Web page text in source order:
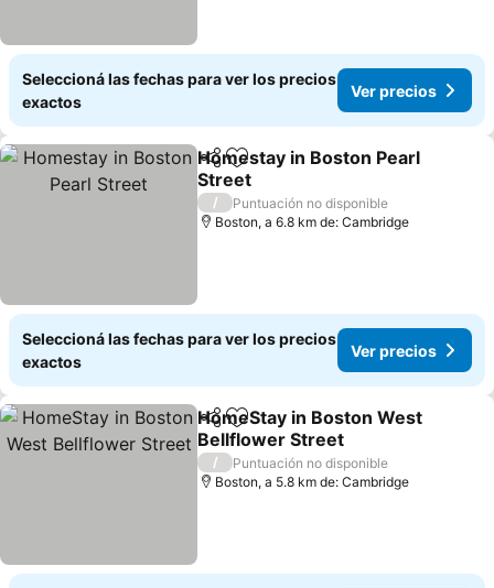
Seleccioná las fechas para ver los precios
exactos
Ver precios
CompartirAñadir a favoritos
Homestay in Boston Pearl
Street
Ver precios
/
Puntuación no disponible
Boston, a 6.8 km de: Cambridge
Seleccioná las fechas para ver los precios
exactos
Ver precios
CompartirAñadir a favoritos
HomeStay in Boston West
Bellflower Street
Ver precios
/
Puntuación no disponible
Boston, a 5.8 km de: Cambridge